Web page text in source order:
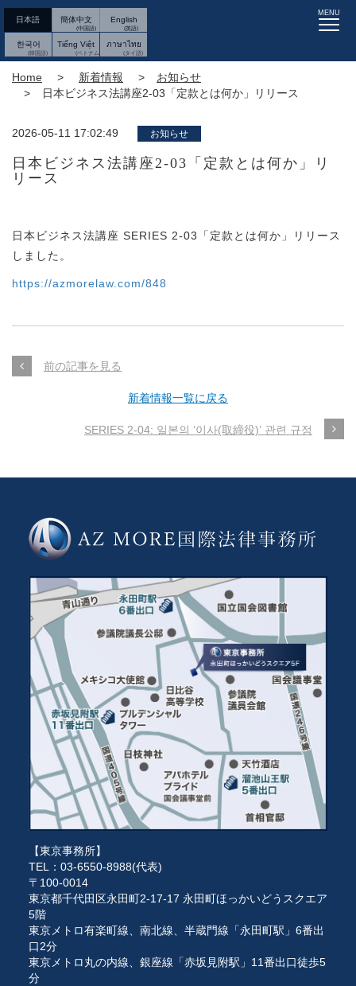
日本語 簡体中文 English
한국어 Tiếng Việt ภาษาไทย
MENU
Home 新着情報
お知らせ
日本ビジネス法講座2-03「定款とは何か」リリース
2026-05-11 17:02:49 お知らせ
日本ビジネス法講座2-03「定款とは何か」リ
リース
日本ビジネス法講座 SERIES 2-03「定款とは何か」リリース
しました。
https://azmorelaw.com/848
前の記事を見る
新着情報一覧に戻る
SERIES 2-04: 일본의 ‘이사(取締役)’ 관련 규정
【東京事務所】
TEL：03-6550-8988(代表)
〒100-0014
東京都千代田区永田町2-17-17 永田町ほっかいどうスクエア
5階
東京メトロ有楽町線、南北線、半蔵門線「永田町駅」6番出
口2分
東京メトロ丸の内線、銀座線「赤坂見附駅」11番出口徒歩5
分